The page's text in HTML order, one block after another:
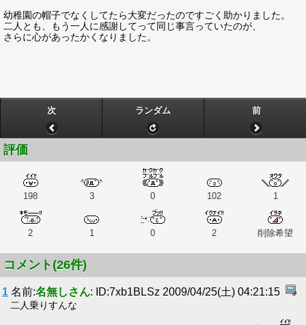
幼稚園の帽子でなくしてたら大変だったのですごく助かりました。
二人とも、もう一人に感謝してって同じ事言っていたのが、
さらに心があったかくなりました。
次 ランダム 前
評価
198 3 0 102 1
2 1 0 2 削除希望
コメント(26件)
1 名前:名無しさん: ID:7xb1BLSz 2009/04/25(土) 04:21:15
二人乗りすんな